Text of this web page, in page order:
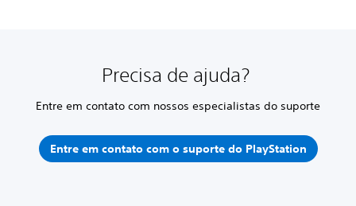
Precisa de ajuda?
Entre em contato com nossos especialistas do suporte
Entre em contato com o suporte do PlayStation